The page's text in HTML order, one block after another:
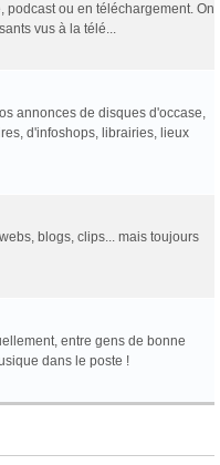
ou en téléchargement. On
vus à la télé...
annonces de disques d'occase,
d'infoshops, librairies, lieux
blogs, clips... mais toujours
entre gens de bonne
dans le poste !